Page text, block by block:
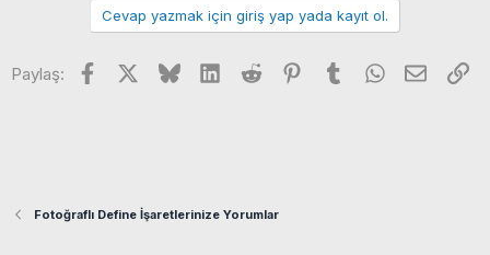
l
Cevap yazmak için giriş yap yada kayıt ol.
Paylaş: Facebook BlueskyLinkedIn
Reddit PinterestTumblrWhatsApp
E-posta
Fotoğraflı Define İşaretlerinize Yorumlar